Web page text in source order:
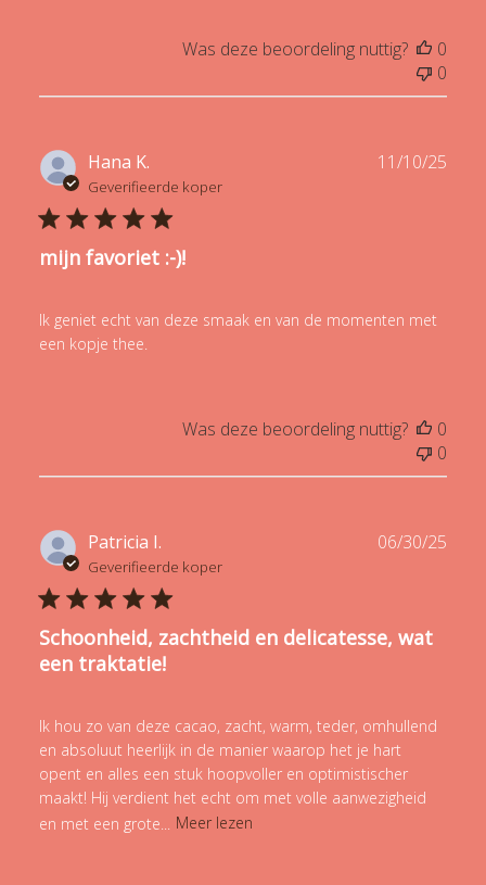
Was deze beoordeling nuttig?
0
0
Hana K.
Geverifieerde koper
mijn favoriet :-)!
Ik geniet echt van deze smaak en van de momenten met
een kopje thee.
11/10/25
Was deze beoordeling nuttig?
0
0
Patricia I.
Geverifieerde koper
Schoonheid, zachtheid en delicatesse, wat
een traktatie!
Ik hou zo van deze cacao, zacht, warm, teder, omhullend
en absoluut heerlijk in de manier waarop het je hart
opent en alles een stuk hoopvoller en optimistischer
maakt! Hij verdient het echt om met volle aanwezigheid
en met een grote...
Meer lezen
06/30/25